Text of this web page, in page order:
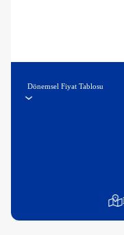
Dönemsel Fiyat Tablosu